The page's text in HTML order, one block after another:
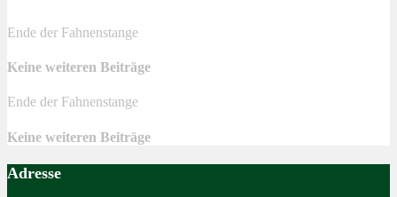
Ende der Fahnenstange
Keine weiteren Beiträge
Ende der Fahnenstange
Keine weiteren Beiträge
Adresse